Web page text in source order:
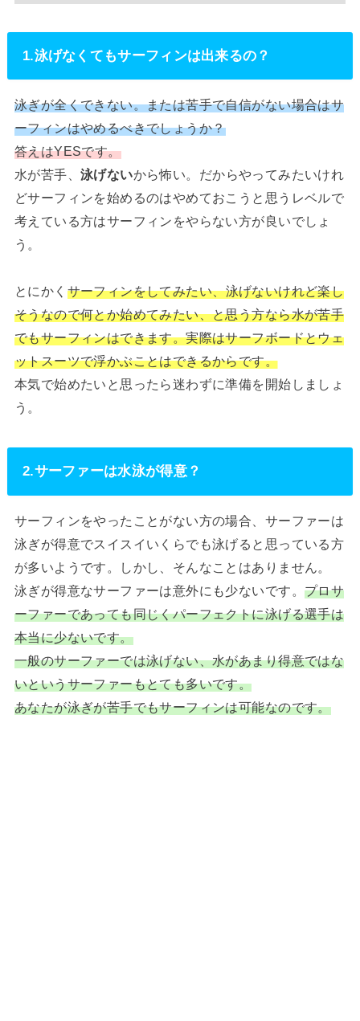
1.泳げなくてもサーフィンは出来るの？
泳ぎが全くできない。または苦手で自信がない場合はサ
ーフィンはやめるべきでしょうか？
答えはYESです。
水が苦手、 泳げないから怖い。だからやってみたいけれ
どサーフィンを始めるのはやめておこうと思うレベルで
考えている方はサーフィンをやらない方が良いでしょ
う。
とにかく サーフィンをしてみたい、泳げないけれど楽し
そうなので何とか始めてみたい、と思う方なら水が苦手
でもサーフィンはできます。実際はサーフボードとウェ
ットスーツで浮かぶことはできるからです。
本気で始めたいと思ったら迷わずに準備を開始しましょ
う。
2.サーファーは水泳が得意？
サーフィンをやったことがない方の場合、サーファーは
泳ぎが得意でスイスイいくらでも泳げると思っている方
が多いようです。しかし、そんなことはありません。
泳ぎが得意なサーファーは意外にも少ないです。 プロサ
ーファーであっても同じくパーフェクトに泳げる選手は
本当に少ないです。
一般のサーファーでは泳げない、水があまり得意ではな
いというサーファーもとても多いです。
あなたが泳ぎが苦手でもサーフィンは可能なのです。